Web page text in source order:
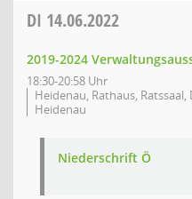
DI 14.06.2022
2019-2024
18:30-20:58 Uhr
Heidenau, Rathaus, Ratssaal,
Heidenau
Niederschrift Ö